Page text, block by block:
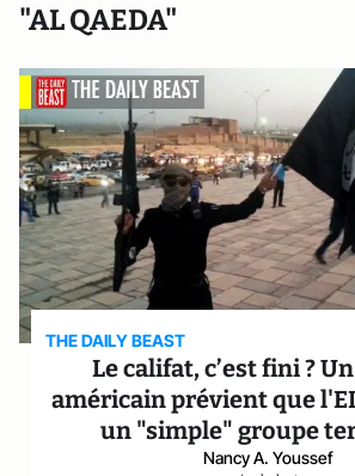
"AL QAEDA"
THE DAILY BEAST
Le califat, c’est fini ?
américain prévient que
un "simple" groupe
Nancy A. Youssef